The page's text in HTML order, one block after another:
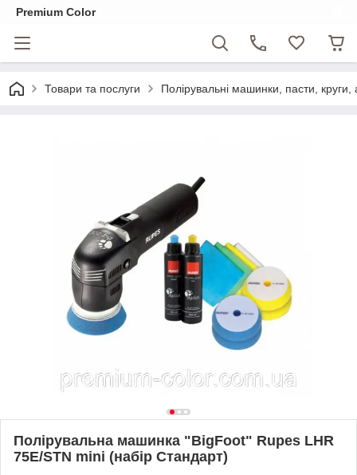
Premium Color
Товари та послуги Полірувальні машинки, пасти, круги,
Полірувальна машинка "BigFoot" Rupes LHR
75E/STN mini (набір Стандарт)